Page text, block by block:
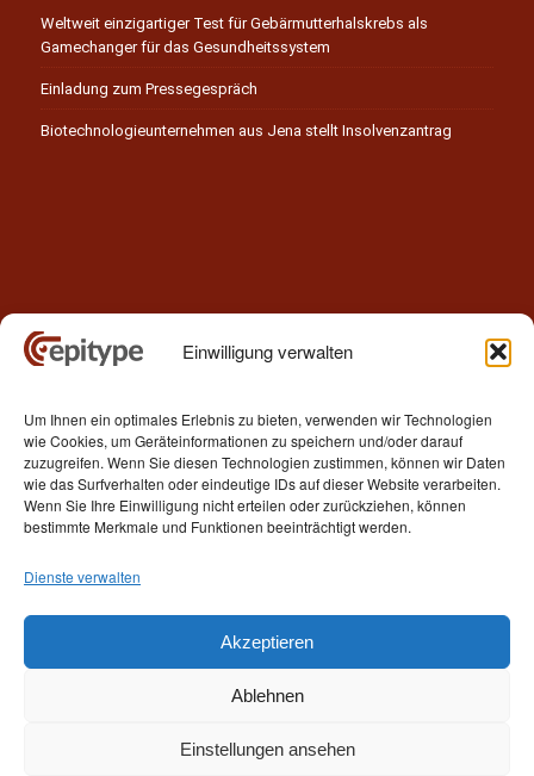
Einwilligung verwalten
Um Ihnen ein optimales Erlebnis zu bieten, verwenden wir Technologien
wie Cookies, um Geräteinformationen zu speichern und/oder darauf
zuzugreifen. Wenn Sie diesen Technologien zustimmen, können wir Daten
wie das Surfverhalten oder eindeutige IDs auf dieser Website verarbeiten.
Wenn Sie Ihre Einwilligung nicht erteilen oder zurückziehen, können
bestimmte Merkmale und Funktionen beeinträchtigt werden.
Dienste verwalten
Akzeptieren
Ablehnen
Einstellungen ansehen
Weltweit einzigartiger Test für Gebärmutterhalskrebs als
Gamechanger für das Gesundheitssystem
Einladung zum Pressegespräch
Biotechnologieunternehmen aus Jena stellt Insolvenzantrag
Kontakt
Epitype GmbH
Löbstedter Str. 41
07749 Jena
Germany